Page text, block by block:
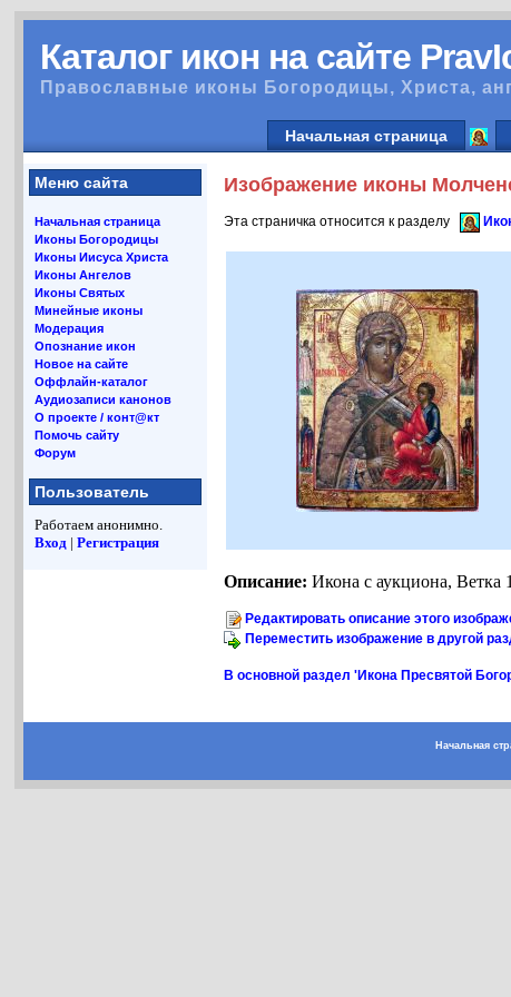
Каталог икон на сайте
Православные иконы Богородицы, Христа,
Начальная страница
Меню сайта
Начальная страница
Иконы Богородицы
Иконы Иисуса Христа
Иконы Ангелов
Иконы Святых
Минейные иконы
Модерация
Опознание икон
Новое на сайте
Оффлайн-каталог
Аудиозаписи канонов
О проекте / конт@кт
Помочь сайту
Форум
Пользователь
Работаем анонимно.
Вход |Регистрация
Изображение иконы
Эта страничка относится к разделу
Описание: Икона с аукциона, Ветка
Редактировать описание этого
Переместить изображение в другой
В основной раздел 'Икона Пресвятой
Начальная